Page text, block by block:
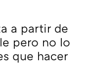
a partir de
pero no lo
que hacer